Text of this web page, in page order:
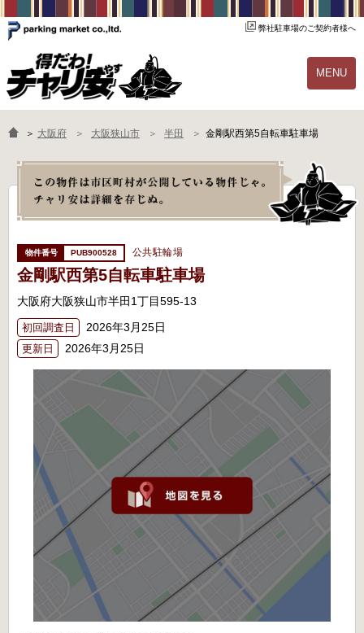
弊社駐車場のご契約者様へ
MENU
物件一覧 ご契約の流れ
よくあるご質問 駐輪場オーナー様へ
＞ 大阪府 大阪狭山市 半田 金剛駅西第5自転車駐車場
PUB900528 公共駐輪場
金剛駅西第5自転車駐車場
大阪府大阪狭山市半田1丁目595-13
初回調査日 2026年3月25日
更新日 2026年3月25日